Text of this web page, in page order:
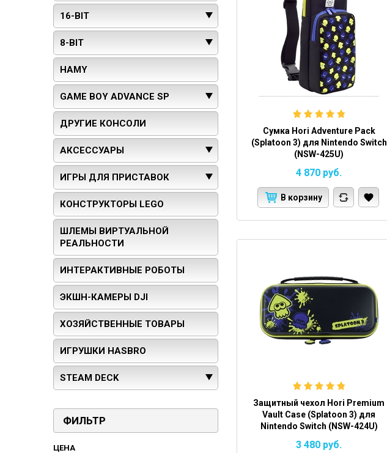
16-BIT
8-BIT
HAMY
GAME BOY ADVANCE SP
ДРУГИЕ КОНСОЛИ
АКСЕССУАРЫ
ИГРЫ ДЛЯ ПРИСТАВОК
КОНСТРУКТОРЫ LEGO
ШЛЕМЫ ВИРТУАЛЬНОЙ
РЕАЛЬНОСТИ
ИНТЕРАКТИВНЫЕ РОБОТЫ
ЭКШН-КАМЕРЫ DJI
ХОЗЯЙСТВЕННЫЕ ТОВАРЫ
ИГРУШКИ HASBRO
STEAM DECK
ФИЛЬТР
ЦЕНА
Сумка Hori Adventure Pack
(Splatoon 3) для Nintendo Switch
(NSW-425U)
4 870 руб.
В корзину
Защитный чехол Hori Premium
Vault Case (Splatoon 3) для
Nintendo Switch (NSW-424U)
3 480 руб.